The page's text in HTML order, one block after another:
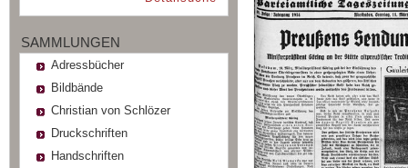
SAMMLUNGEN
Adressbücher
Bildbände
Christian von Schlözer
Druckschriften
Handschriften